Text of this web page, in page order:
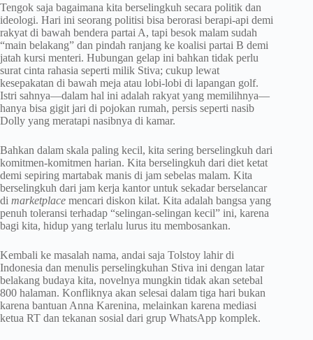
Tengok saja bagaimana kita berselingkuh secara politik dan
ideologi. Hari ini seorang politisi bisa berorasi berapi-api demi
rakyat di bawah bendera partai A, tapi besok malam sudah
“main belakang” dan pindah ranjang ke koalisi partai B demi
jatah kursi menteri. Hubungan gelap ini bahkan tidak perlu
surat cinta rahasia seperti milik Stiva; cukup lewat
kesepakatan di bawah meja atau lobi-lobi di lapangan golf.
Istri sahnya—dalam hal ini adalah rakyat yang memilihnya—
hanya bisa gigit jari di pojokan rumah, persis seperti nasib
Dolly yang meratapi nasibnya di kamar.
Bahkan dalam skala paling kecil, kita sering berselingkuh dari
komitmen-komitmen harian. Kita berselingkuh dari diet ketat
demi sepiring martabak manis di jam sebelas malam. Kita
berselingkuh dari jam kerja kantor untuk sekadar berselancar
di marketplace mencari diskon kilat. Kita adalah bangsa yang
penuh toleransi terhadap “selingan-selingan kecil” ini, karena
bagi kita, hidup yang terlalu lurus itu membosankan.
Kembali ke masalah nama, andai saja Tolstoy lahir di
Indonesia dan menulis perselingkuhan Stiva ini dengan latar
belakang budaya kita, novelnya mungkin tidak akan setebal
800 halaman. Konfliknya akan selesai dalam tiga hari bukan
karena bantuan Anna Karenina, melainkan karena mediasi
ketua RT dan tekanan sosial dari grup WhatsApp komplek.